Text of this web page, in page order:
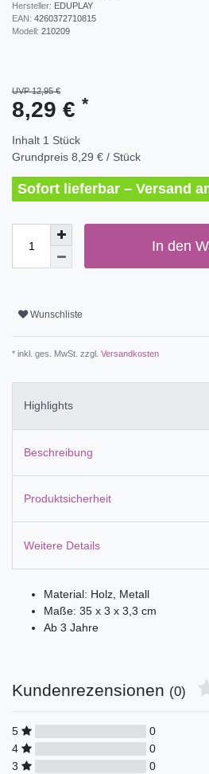
Hersteller: EDUPLAY
EAN: 4260372710815
Modell: 210209
UVP 12,95 €
8,29 € *
Inhalt 1 Stück
Grundpreis 8,29 € / Stück
Sofort lieferbar – Versand
In den
Wunschliste
* inkl. ges. MwSt. zzgl. Versandkosten
Highlights
Beschreibung
Produktsicherheit
Weitere Details
Material: Holz, Metall
Maße: 35 x 3 x 3,3 cm
Ab 3 Jahre
Kundenrezensionen (0)
5
0
4
0
3
0